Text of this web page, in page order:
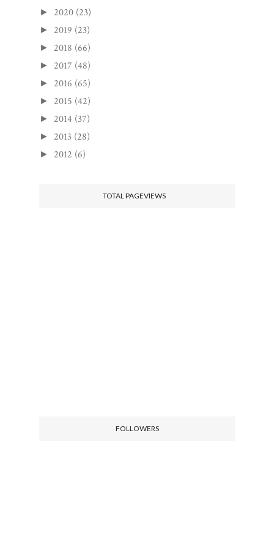
► 2020 (23)
► 2019 (23)
► 2018 (66)
► 2017 (48)
► 2016 (65)
► 2015 (42)
► 2014 (37)
► 2013 (28)
► 2012 (6)
TOTAL PAGEVIEWS
FOLLOWERS